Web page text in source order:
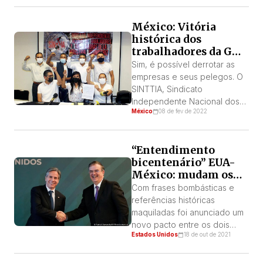
estão ocorrendo atualmente
na república irmã do Equador,
queremos expressar o
seguinte:
México: Vitória
histórica dos
trabalhadores da GM
Silao
Sim, é possível derrotar as
empresas e seus pelegos. O
SINTTIA, Sindicato
Independente Nacional dos
Trabalhadores da Indústria
76,5% dos votos na fábrica
de Silao. Dessa forma,
conquista a
Representatividade para
negociar um novo Acordo
Coletivo de Trabalho com a
empresa General Motors.
Ficou demonstrado que um
México 08 de fev de 2022
“Entendimento
bicentenário” EUA-
México: mudam os
nomes, continua a
dominação
Com frases bombásticas e
referências históricas
maquiladas foi anunciado um
novo pacto entre os dois
estados, o “Entendimento
Estados Unidos 18 de out de 2021